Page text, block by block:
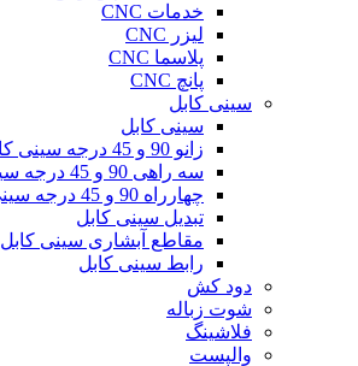
خدمات CNC
لیزر CNC
پلاسما CNC
پانچ CNC
سینی کابل
سینی کابل
زانو 90 و 45 درجه سینی کابل افقی
سه راهی 90 و 45 درجه سینی کابل
چهارراه 90 و 45 درجه سینی کابل
تبدیل سینی کابل
مقاطع آبشاری سینی کابل
رابط سینی کابل
دود کش
شوت زباله
فلاشینگ
والپست